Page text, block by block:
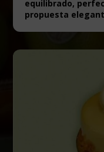
equilibrado,
propuesta